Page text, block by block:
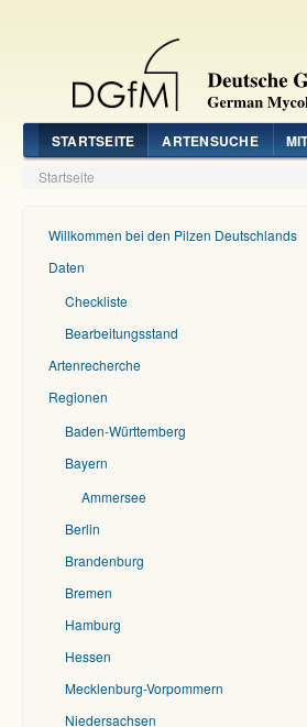
STARTSEITE ARTENSUCHE
Startseite
Willkommen bei den Pilzen Deutschlands
Daten
Checkliste
Bearbeitungsstand
Artenrecherche
Regionen
Baden-Württemberg
Bayern
Ammersee
Berlin
Brandenburg
Bremen
Hamburg
Hessen
Mecklenburg-Vorpommern
Niedersachsen